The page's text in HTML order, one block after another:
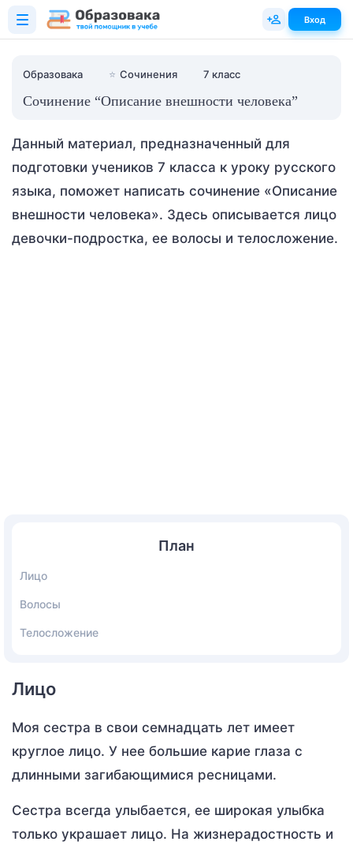
Образовака ⭐ Сочинения 7 класс
Сочинение “Описание внешности человека”
Данный материал, предназначенный для
подготовки учеников 7 класса к уроку русского
языка, поможет написать сочинение «Описание
внешности человека». Здесь описывается лицо
девочки-подростка, ее волосы и телосложение.
План
Лицо
Волосы
Телосложение
Лицо
Моя сестра в свои семнадцать лет имеет
круглое лицо. У нее большие карие глаза с
длинными загибающимися ресницами.
Сестра всегда улыбается, ее широкая улыбка
только украшает лицо. На жизнерадостность и
Вход